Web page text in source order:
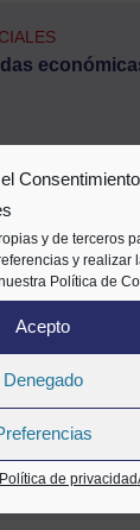
y de terceros
y realizar
Política de
Acepto
Denegado
de privacidad
Bilbao